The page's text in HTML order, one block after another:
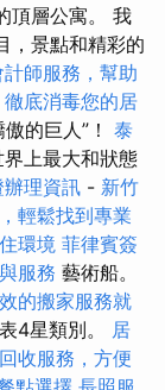
頂層公寓。 我
，景點和精彩的
計師服務，幫助
底消毒您的居
的巨人”！ 泰
界上最大和狀態
理資訊 - 新竹
輕鬆找到專業
環境 菲律賓簽
服務 藝術船。
的搬家服務就
4星類別。
居
收服務，方便